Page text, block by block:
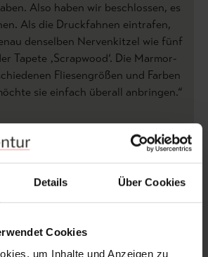
Details Über Cookies
Cookies
um Inhalte und Anzeigen zu
Also haben wir beschlossen, es
Als die Druckfahnen eintrafen,
denselben Nervenkitzel wie fünf
Tapete ‚Scrapwood‘. Die Marmor-
Fliesengrößen und Farben
sie einfach überall anbringen.“
& Zahlung